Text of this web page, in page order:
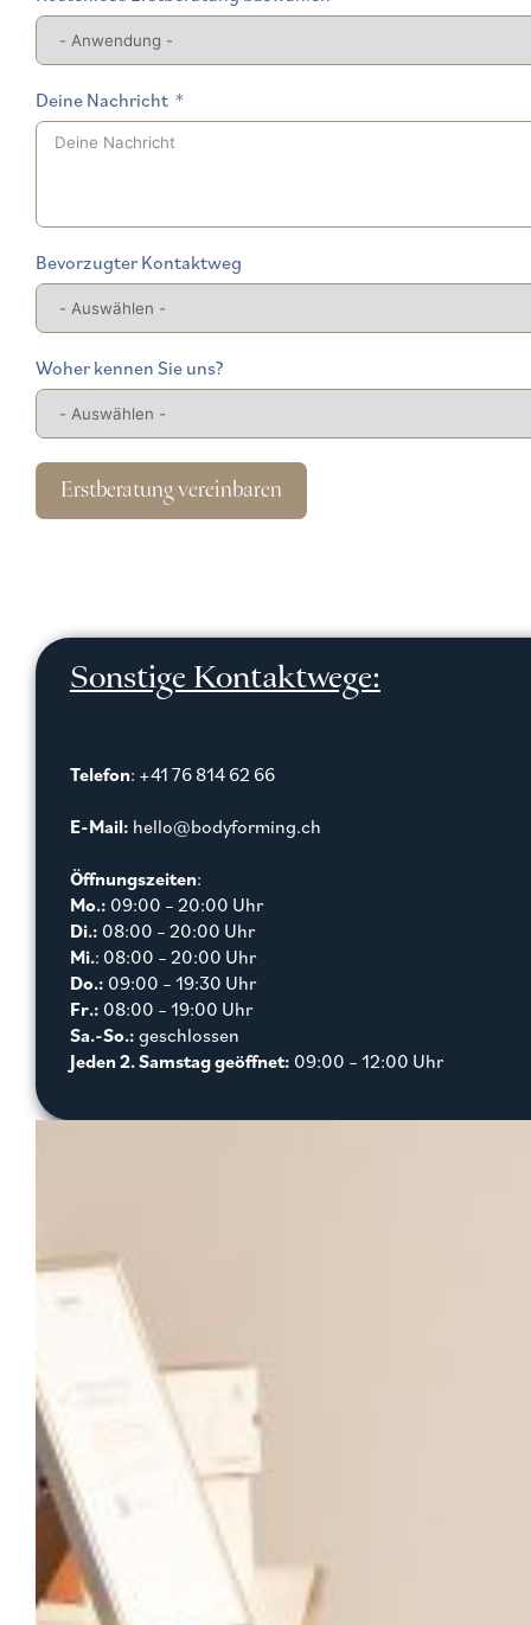
Deine Nachricht
Bevorzugter Kontaktweg
Woher kennen Sie uns?
Erstberatung vereinbaren
Sonstige Kontaktwege:
Telefon: +41 76 814 62 66
E-Mail: hello@bodyforming.ch
Öffnungszeiten:
Mo.: 09:00 – 20:00 Uhr
Di.: 08:00 – 20:00 Uhr
Mi.: 08:00 – 20:00 Uhr
Do.: 09:00 – 19:30 Uhr
Fr.: 08:00 – 19:00 Uhr
Sa.-So.: geschlossen
Jeden 2. Samstag geöffnet: 09:00 – 12:00 Uhr